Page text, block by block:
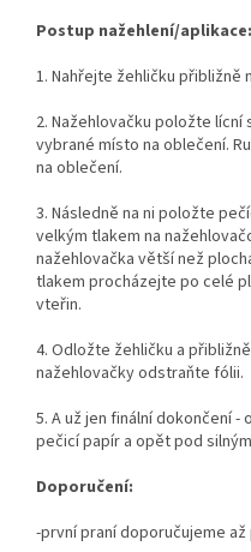
Postup nažehlení/aplikace:
1. Nahřejte žehličku přibližně
2. Nažehlovačku položte lícní
vybrané místo na oblečení.
na oblečení.
3. Následně na ni položte
velkým tlakem na
nažehlovačka větší než
tlakem procházejte po celé
vteřin.
4. Odložte žehličku a
nažehlovačky odstraňte fólii.
5. A už jen finální dokončení
pečicí papír a opět pod
Doporučení:
-první praní doporučujeme až